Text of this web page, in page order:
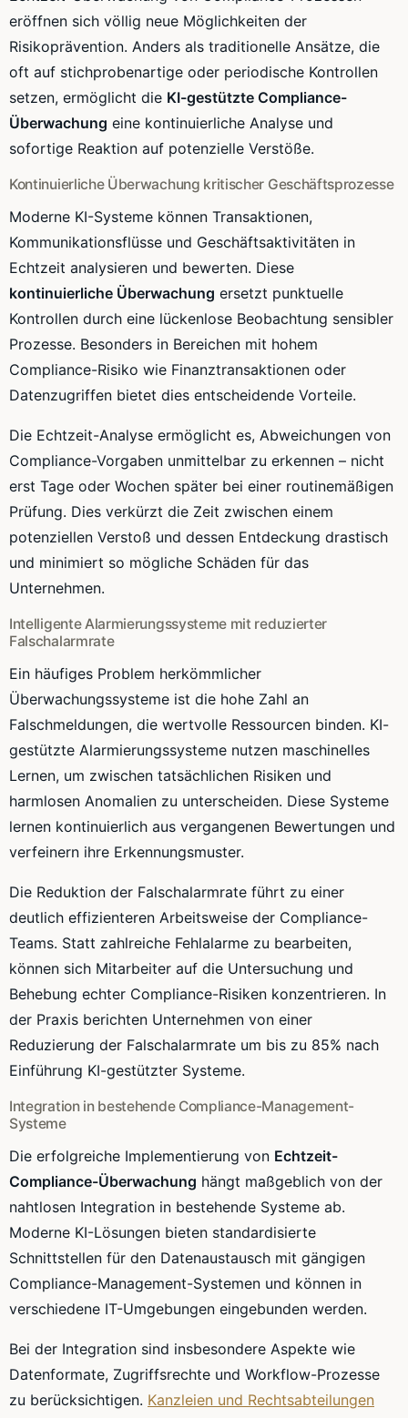
eröffnen sich völlig neue Möglichkeiten der
Risikoprävention. Anders als traditionelle Ansätze, die
oft auf stichprobenartige oder periodische Kontrollen
setzen, ermöglicht die KI-gestützte Compliance-
Überwachung eine kontinuierliche Analyse und
sofortige Reaktion auf potenzielle Verstöße.
Kontinuierliche Überwachung kritischer Geschäftsprozesse
Moderne KI-Systeme können Transaktionen,
Kommunikationsflüsse und Geschäftsaktivitäten in
Echtzeit analysieren und bewerten. Diese
kontinuierliche Überwachung ersetzt punktuelle
Kontrollen durch eine lückenlose Beobachtung sensibler
Prozesse. Besonders in Bereichen mit hohem
Compliance-Risiko wie Finanztransaktionen oder
Datenzugriffen bietet dies entscheidende Vorteile.
Die Echtzeit-Analyse ermöglicht es, Abweichungen von
Compliance-Vorgaben unmittelbar zu erkennen – nicht
erst Tage oder Wochen später bei einer routinemäßigen
Prüfung. Dies verkürzt die Zeit zwischen einem
potenziellen Verstoß und dessen Entdeckung drastisch
und minimiert so mögliche Schäden für das
Unternehmen.
Intelligente Alarmierungssysteme mit reduzierter
Falschalarmrate
Ein häufiges Problem herkömmlicher
Überwachungssysteme ist die hohe Zahl an
Falschmeldungen, die wertvolle Ressourcen binden. KI-
gestützte Alarmierungssysteme nutzen maschinelles
Lernen, um zwischen tatsächlichen Risiken und
harmlosen Anomalien zu unterscheiden. Diese Systeme
lernen kontinuierlich aus vergangenen Bewertungen und
verfeinern ihre Erkennungsmuster.
Die Reduktion der Falschalarmrate führt zu einer
deutlich effizienteren Arbeitsweise der Compliance-
Teams. Statt zahlreiche Fehlalarme zu bearbeiten,
können sich Mitarbeiter auf die Untersuchung und
Behebung echter Compliance-Risiken konzentrieren. In
der Praxis berichten Unternehmen von einer
Reduzierung der Falschalarmrate um bis zu 85% nach
Einführung KI-gestützter Systeme.
Integration in bestehende Compliance-Management-
Systeme
Die erfolgreiche Implementierung von Echtzeit-
Compliance-Überwachung hängt maßgeblich von der
nahtlosen Integration in bestehende Systeme ab.
Moderne KI-Lösungen bieten standardisierte
Schnittstellen für den Datenaustausch mit gängigen
Compliance-Management-Systemen und können in
verschiedene IT-Umgebungen eingebunden werden.
Bei der Integration sind insbesondere Aspekte wie
Datenformate, Zugriffsrechte und Workflow-Prozesse
zu berücksichtigen. Kanzleien und Rechtsabteilungen